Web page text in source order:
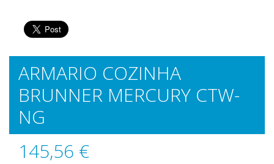
ARMARIO COZINHA
BRUNNER MERCURY CTW-
NG
145,56 €